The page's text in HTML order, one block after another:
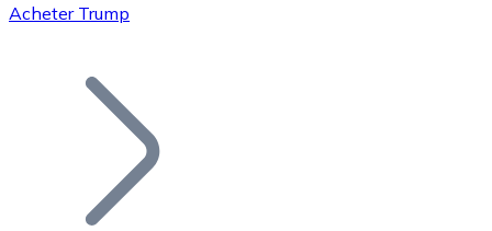
Bitcoin
Acheter Trump